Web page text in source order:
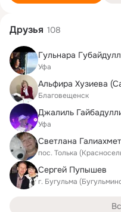
Друзья 108
Гульнара
Уфа
Альфира Хузиева
Благовещенск
Джалиль
Уфа
Светлана
пос. Толька
Сергей Пупышев
г. Бугульма